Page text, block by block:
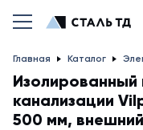
Главная Каталог
Изолированный
канализации
500 мм,